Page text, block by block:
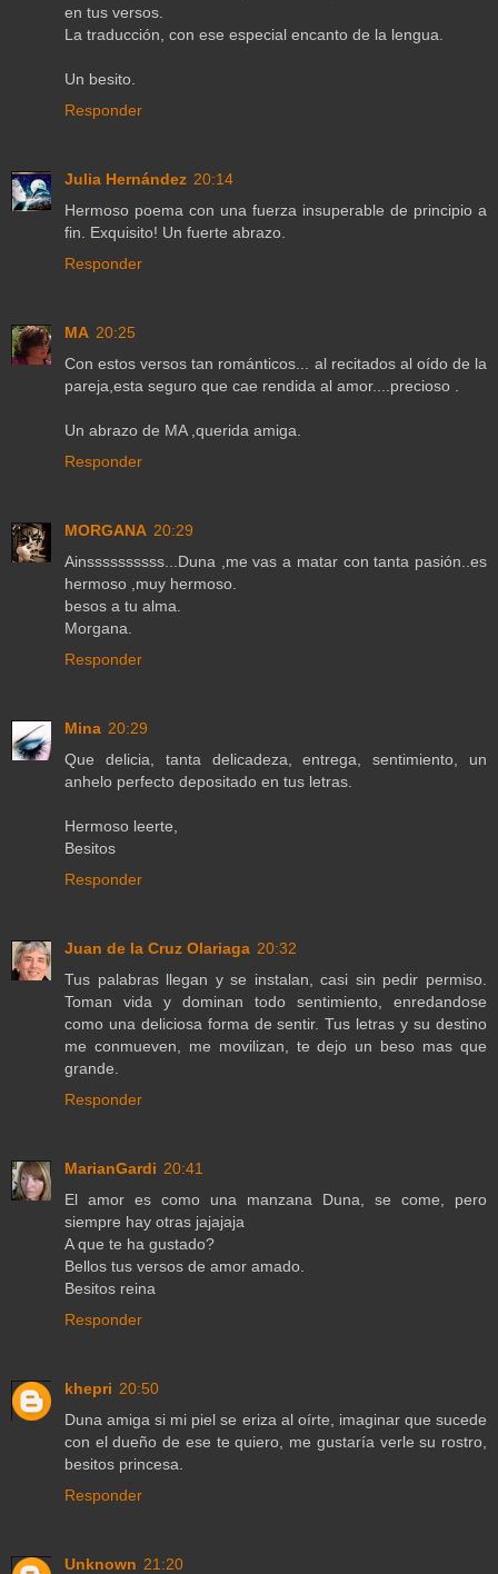
en tus versos.
La traducción, con ese especial encanto de la lengua.
Un besito.
Responder
Julia Hernández 20:14
Hermoso poema con una fuerza insuperable de principio a
fin. Exquisito! Un fuerte abrazo.
Responder
MA 20:25
Con estos versos tan románticos... al recitados al oído de la
pareja,esta seguro que cae rendida al amor....precioso .
Un abrazo de MA ,querida amiga.
Responder
MORGANA 20:29
Ainssssssssss...Duna ,me vas a matar con tanta pasión..es
hermoso ,muy hermoso.
besos a tu alma.
Morgana.
Responder
Mina 20:29
Que delicia, tanta delicadeza, entrega, sentimiento, un
anhelo perfecto depositado en tus letras.
Hermoso leerte,
Besitos
Responder
Juan de la Cruz Olariaga 20:32
Tus palabras llegan y se instalan, casi sin pedir permiso.
Toman vida y dominan todo sentimiento, enredandose
como una deliciosa forma de sentir. Tus letras y su destino
me conmueven, me movilizan, te dejo un beso mas que
grande.
Responder
MarianGardi 20:41
El amor es como una manzana Duna, se come, pero
siempre hay otras jajajaja
A que te ha gustado?
Bellos tus versos de amor amado.
Besitos reina
Responder
khepri 20:50
Duna amiga si mi piel se eriza al oírte, imaginar que sucede
con el dueño de ese te quiero, me gustaría verle su rostro,
besitos princesa.
Responder
Unknown 21:20